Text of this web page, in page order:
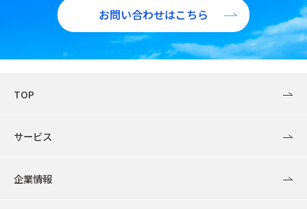
お問い合わせはこちら
TOP
サービス
企業情報